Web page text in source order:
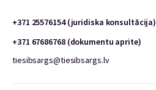
+371 25576154 (juridiska konsultācija)
+371 67686768 (dokumentu aprite)
tiesibsargs@tiesibsargs.lv